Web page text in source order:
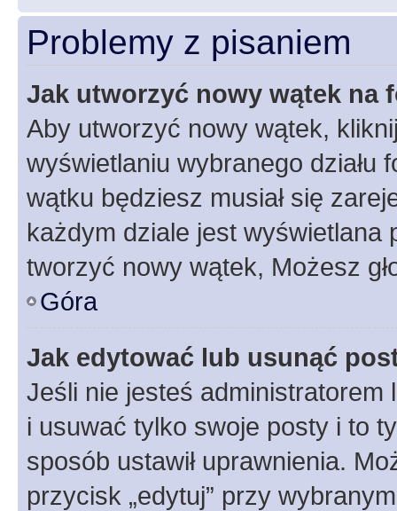
Problemy z pisaniem
Jak utworzyć nowy wątek na
Aby utworzyć nowy wątek,
wyświetlaniu wybranego działu
wątku będziesz musiał się
każdym dziale jest wyświetlana
tworzyć nowy wątek, Możesz
Góra
Jak edytować lub usunąć
Jeśli nie jesteś
i usuwać tylko swoje posty i to
sposób ustawił uprawnienia.
przycisk „edytuj” przy